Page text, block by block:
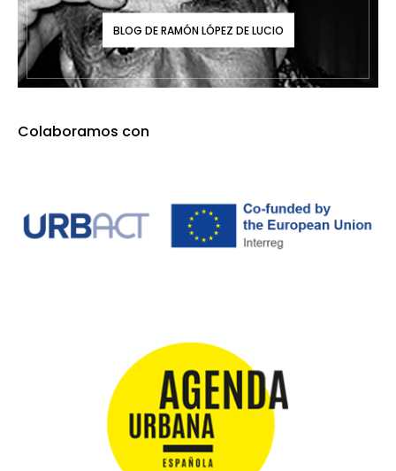
BLOG DE RAMÓN LÓPEZ DE LUCIO
Colaboramos con